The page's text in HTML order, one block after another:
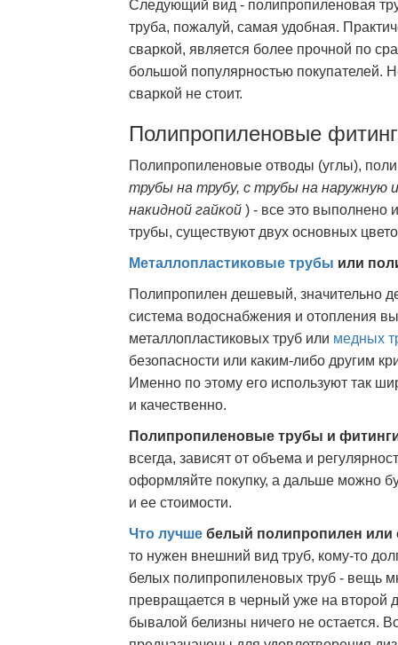
Следующий вид - полипропиленовая
труба, пожалуй, самая удобная.
сваркой, является более прочной по
большой популярностью покупателей.
сваркой не стоит.
Полипропиленовые
Полипропиленовые отводы (углы),
трубы на трубу, с трубы на
накидной гайкой ) - все это выполнено
трубы, существуют двух основных
Металлопластиковые трубы или
Полипропилен дешевый, значительно
система водоснабжения и отопления
металлопластиковых труб или медных
безопасности или каким-либо другим
Именно по этому его используют так
и качественно.
Полипропиленовые трубы и
всегда, зависят от объема и
оформляйте покупку, а дальше можно
и ее стоимости.
Что лучше белый полипропилен или
то нужен внешний вид труб, кому-то
белых полипропиленовых труб - вещь
превращается в черный уже на второй
бывалой белизны ничего не остается.